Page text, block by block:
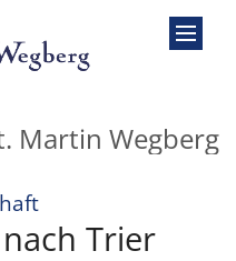
Martin Wegberg
:
Trier